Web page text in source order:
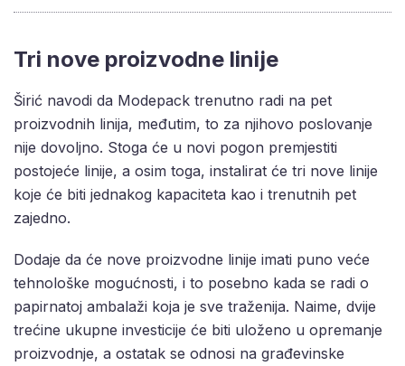
Tri nove proizvodne linije
Širić navodi da Modepack trenutno radi na pet
proizvodnih linija, međutim, to za njihovo poslovanje
nije dovoljno. Stoga će u novi pogon premjestiti
postojeće linije, a osim toga, instalirat će tri nove linije
koje će biti jednakog kapaciteta kao i trenutnih pet
zajedno.
Dodaje da će nove proizvodne linije imati puno veće
tehnološke mogućnosti, i to posebno kada se radi o
papirnatoj ambalaži koja je sve traženija. Naime, dvije
trećine ukupne investicije će biti uloženo u opremanje
proizvodnje, a ostatak se odnosi na građevinske